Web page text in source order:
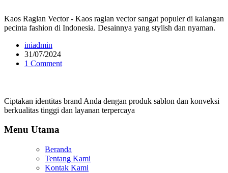
Kaos Raglan Vector - Kaos raglan vector sangat populer di kalangan
pecinta fashion di Indonesia. Desainnya yang stylish dan nyaman.
iniadmin
31/07/2024
1 Comment
Ciptakan identitas brand Anda dengan produk sablon dan konveksi
berkualitas tinggi dan layanan terpercaya
Menu Utama
Beranda
Tentang Kami
Kontak Kami